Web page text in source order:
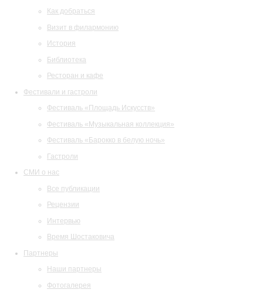
Как добраться
Визит в филармонию
История
Библиотека
Ресторан и кафе
Фестивали и гастроли
Фестиваль «Площадь Искусств»
Фестиваль «Музыкальная коллекция»
Фестиваль «Барокко в белую ночь»
Гастроли
СМИ о нас
Все публикации
Рецензии
Интервью
Время Шостаковича
Партнеры
Наши партнеры
Фотогалерея